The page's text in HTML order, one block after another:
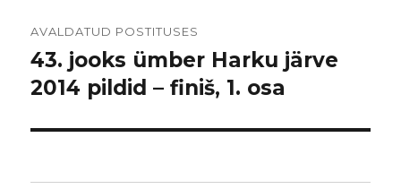
AVALDATUD POSTITUSES
43. jooks ümber Harku järve
2014 pildid – finiš, 1. osa